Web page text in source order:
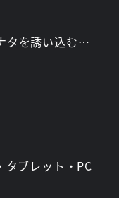
タを誘い込む…
タブレット・PC